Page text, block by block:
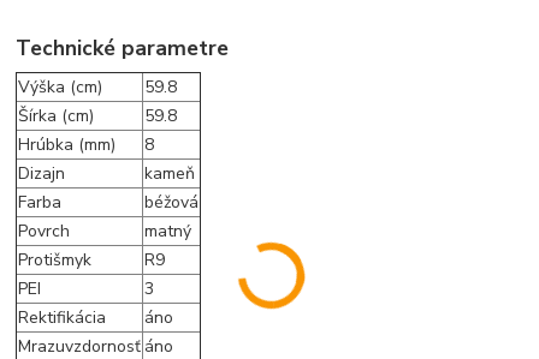
Technické parametre
Výška (cm)
59.8
Šírka (cm)
59.8
Hrúbka (mm)
8
Dizajn
kameň
Farba
béžová
Povrch
matný
Protišmyk
R9
PEI
3
Rektifikácia
áno
Mrazuvzdornosť áno